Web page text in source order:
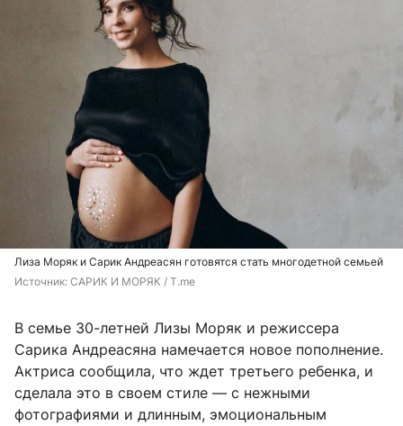
Лиза Моряк и Сарик Андреасян готовятся стать многодетной семьей
Источник: САРИК И МОРЯК / T.me
В семье 30-летней Лизы Моряк и режиссера
Сарика Андреасяна намечается новое пополнение.
Актриса сообщила, что ждет третьего ребенка, и
сделала это в своем стиле — с нежными
фотографиями и длинным, эмоциональным